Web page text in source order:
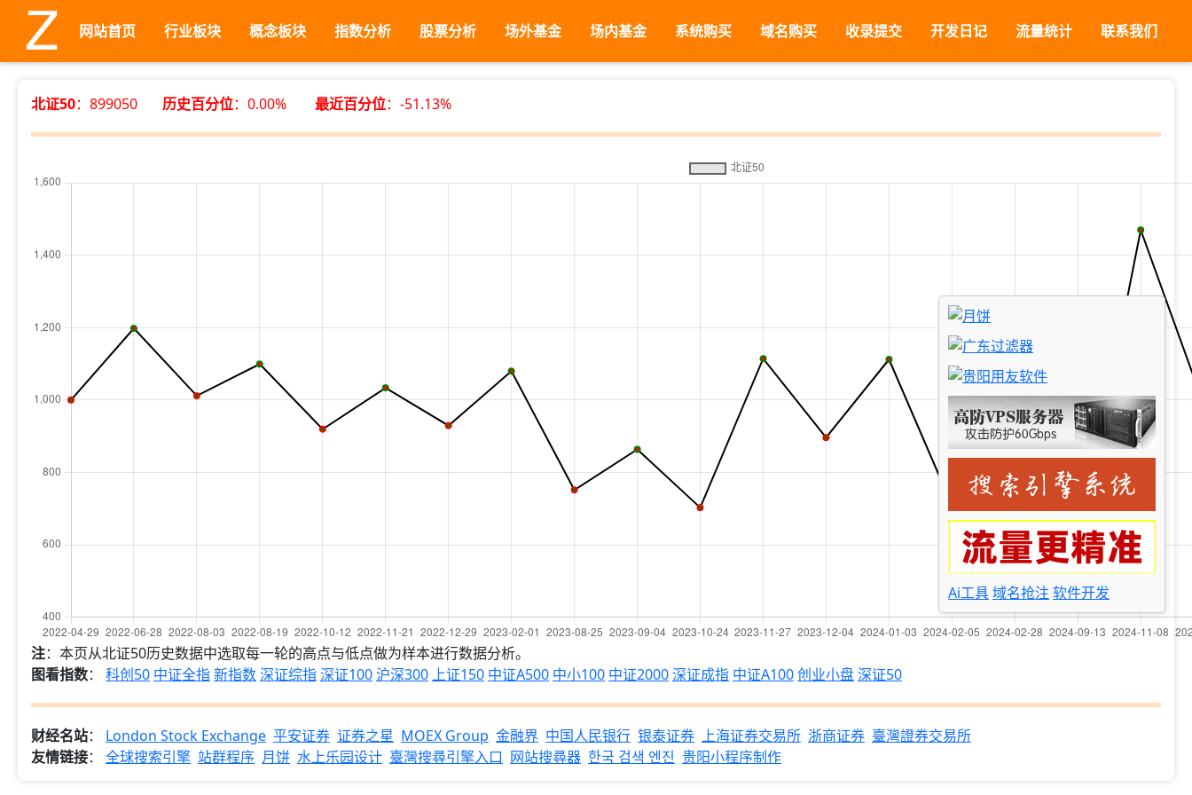
网站首页 行业板块 概念板块 指数分析 股票分析 场外基金 场内基金 系统购买 域名购买 收录提交 开发日记 流量统计 联系我们
北证50：899050 历史百分位：0.00% 最近百分位：-51.13%
注：本页从北证50历史数据中选取每一轮的高点与低点做为样本进行数据分析。
图看指数： 科创50 中证全指新指数深证综指深证100沪深300 上证150 中证A500 中小100 中证2000深证成指 中证A100创业小盘深证50
财经名站： London Stock Exchange 平安证券 证券之星 MOEX Group 金融界 中国人民银行 银泰证券 上海证券交易所 浙商证券 臺灣證券交易所
友情链接： 全球搜索引擎 站群程序 月饼 水上乐园设计 臺灣搜尋引擎入口 网站搜尋器 한국 검색 엔진 贵阳小程序制作
Ai工具域名抢注 软件开发